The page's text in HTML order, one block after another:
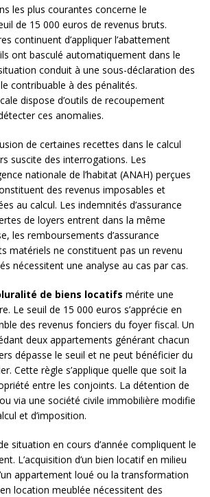
les plus courantes concerne le
de 15 000 euros de revenus bruts.
continuent d’appliquer l’abattement
ont basculé automatiquement dans le
conduit à une sous-déclaration des
contribuable à des pénalités.
dispose d’outils de recoupement
ces anomalies.
de certaines recettes dans le calcul
suscite des interrogations. Les
nationale de l’habitat (ANAH) perçues
des revenus imposables et
au calcul. Les indemnités d’assurance
de loyers entrent dans la même
les remboursements d’assurance
matériels ne constituent pas un revenu
nécessitent une analyse au cas par cas.
de biens locatifs mérite une
Le seuil de 15 000 euros s’apprécie en
des revenus fonciers du foyer fiscal. Un
deux appartements générant chacun
dépasse le seuil et ne peut bénéficier du
Cette règle s’applique quelle que soit la
entre les conjoints. La détention de
via une société civile immobilière modifie
et d’imposition.
situation en cours d’année compliquent le
L’acquisition d’un bien locatif en milieu
appartement loué ou la transformation
location meublée nécessitent des